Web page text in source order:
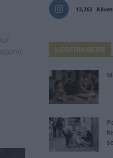
13,262
LEGFRISSEBB